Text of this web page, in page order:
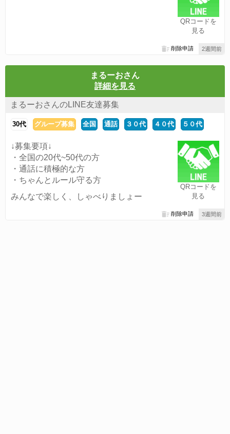
QRコードを
見る
2週間前
削除申請
まるーおさん
詳細を見る
まるーおさんのLINE友達募集
30代 グループ募集 全国 通話 ３０代 ４０代 ５０代
QRコードを
見る
↓募集要項↓
・全国の20代~50代の方
・通話に積極的な方
・ちゃんとルール守る方
みんなで楽しく、しゃべりましょー
3週間前
削除申請